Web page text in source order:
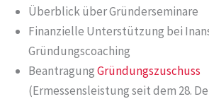
Überblick über Gründerseminare
Finanzielle Unterstützung bei
Gründungscoaching
BeantragungGründungszuschuss
(Ermessensleistung seit dem 28.